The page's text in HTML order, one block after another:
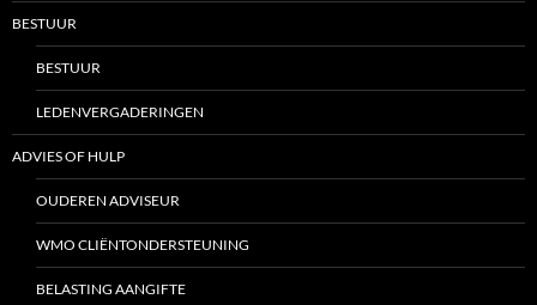
BESTUUR
BESTUUR
LEDENVERGADERINGEN
ADVIES OF HULP
OUDEREN ADVISEUR
WMO CLIËNTONDERSTEUNING
BELASTING AANGIFTE